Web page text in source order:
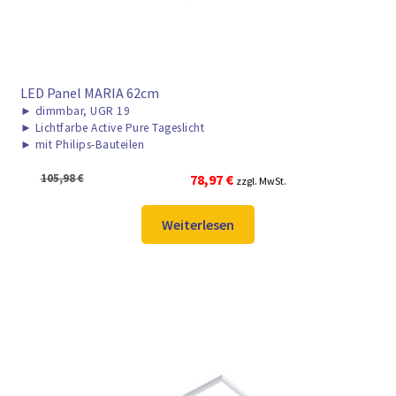
LED Panel MARIA 62cm
► dimmbar, UGR 19
► Lichtfarbe Active Pure Tageslicht
► mit Philips-Bauteilen
105,98€
Ursprünglicher
war:
105,98 €
78,97 €Aktueller
ist:
78,97 €.
zzgl. MwSt.
Weiterlesen